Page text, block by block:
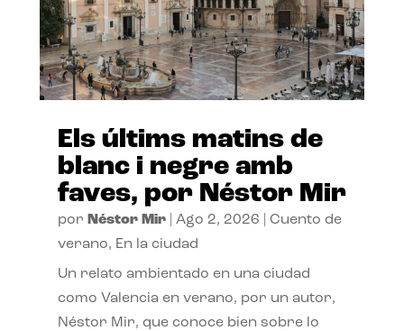
Els últims matins de
blanc i negre amb
faves, por Néstor Mir
por Néstor Mir| Ago 2, 2026
Cuento de
verano, En la ciudad
Un relato ambientado en una ciudad
como Valencia en verano, por un autor,
Néstor Mir, que conoce bien sobre lo